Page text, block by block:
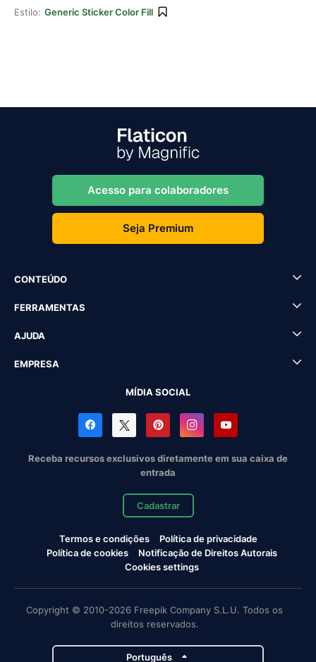
Estilo: Generic Sticker Color Fill
Acesso para colaboradores
Seja Premium
CONTEÚDO
FERRAMENTAS
AJUDA
EMPRESA
MÍDIA SOCIAL
Receba recursos exclusivos diretamente em sua caixa de
entrada
Cadastrar
Termos e condições
Política de privacidade
Política de cookies
Notificação de Direitos Autorais
Cookies settings
Copyright © 2010-2026 Freepik Company S.L.U. Todos os
direitos reservados.
Português